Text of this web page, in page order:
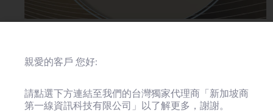
VMware合作夥伴VeloCloud最佳技術整合
親愛的客戶 您好:
請點選下方連結至我們的台灣獨家代理商「新加坡商
第一線資訊科技有限公司」以了解更多，謝謝。